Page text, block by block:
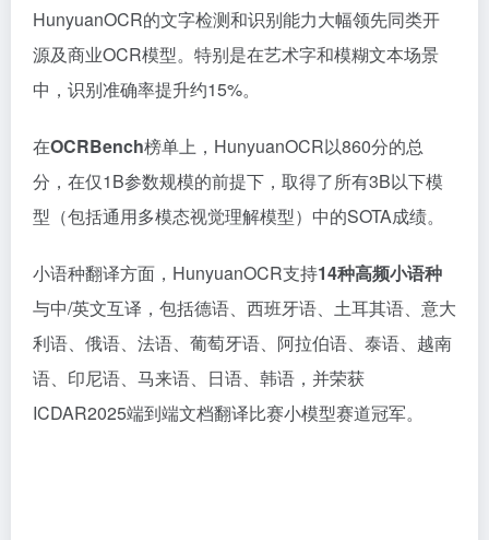
HunyuanOCR的文字检测和识别能力大幅领先同类开
源及商业OCR模型。特别是在艺术字和模糊文本场景
中，识别准确率提升约15%。
在OCRBench榜单上，HunyuanOCR以860分的总
分，在仅1B参数规模的前提下，取得了所有3B以下模
型（包括通用多模态视觉理解模型）中的SOTA成绩。
小语种翻译方面，HunyuanOCR支持14种高频小语种
与中/英文互译，包括德语、西班牙语、土耳其语、意大
利语、俄语、法语、葡萄牙语、阿拉伯语、泰语、越南
语、印尼语、马来语、日语、韩语，并荣获
ICDAR2025端到端文档翻译比赛小模型赛道冠军。